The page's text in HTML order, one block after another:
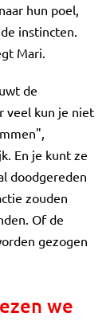
hun poel,
instincten.
Mari.
de
veel kun je niet
En je kunt ze
doodgereden
zouden
Of de
gezogen
we